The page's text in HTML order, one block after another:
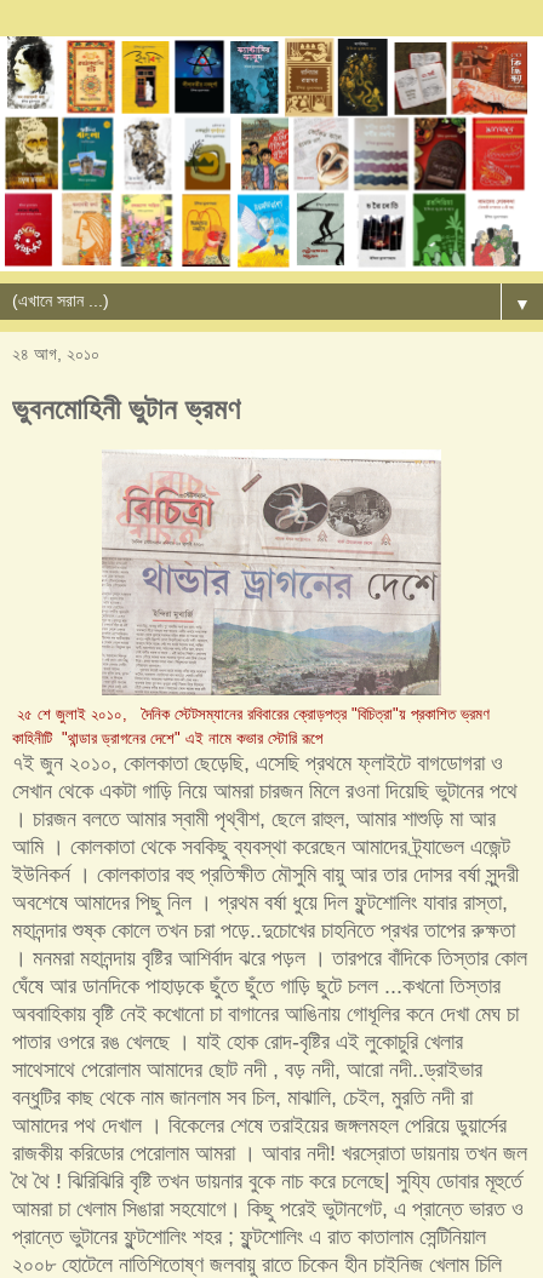
▼
২৪ আগ, ২০১০
ভুবনমোহিনী ভুটান ভ্রমণ
২৫ শে জুলাই ২০১০, দৈনিক স্টেটসম্যানের রবিবারের ক্রোড়পত্র "বিচিত্রা"য় প্রকাশিত ভ্রমণ
কাহিনীটি "থান্ডার ড্রাগনের দেশে" এই নামে কভার স্টোরি রূপে
৭ই জুন ২০১০, কোলকাতা ছেড়েছি, এসেছি প্রথমে ফ্লাইটে বাগডোগরা ও
সেখান থেকে একটা গাড়ি নিয়ে আমরা চারজন মিলে রওনা দিয়েছি ভুটানের পথে
। চারজন বলতে আমার স্বামী পৃথ্বীশ, ছেলে রাহুল, আমার শাশুড়ি মা আর
আমি । কোলকাতা থেকে সবকিছু ব্যবস্থা করেছেন আমাদের ট্র্যাভেল এজেন্ট
ইউনিকর্ন । কোলকাতার বহু প্রতিক্ষীত মৌসুমি বায়ু আর তার দোসর বর্ষা সুন্দরী
অবশেষে আমাদের পিছু নিল । প্রথম বর্ষা ধুয়ে দিল ফুন্টশোলিং যাবার রাস্তা,
মহানন্দার শুষ্ক কোলে তখন চরা পড়ে..দুচোখের চাহনিতে প্রখর তাপের রুক্ষতা
। মনমরা মহানন্দায় বৃষ্টির আশির্বাদ ঝরে পড়ল । তারপরে বাঁদিকে তিস্তার কোল
ঘেঁষে আর ডানদিকে পাহাড়কে ছুঁতে ছুঁতে গাড়ি ছুটে চলল ...কখনো তিস্তার
অববাহিকায় বৃষ্টি নেই কখোনো চা বাগানের আঙিনায় গোধূলির কনে দেখা মেঘ চা
পাতার ওপরে রঙ খেলছে । যাই হোক রোদ-বৃষ্টির এই লুকোচুরি খেলার
সাথেসাথে পেরোলাম আমাদের ছোট নদী , বড় নদী, আরো নদী..ড্রাইভার
বন্ধুটির কাছ থেকে নাম জানলাম সব চিল, মাঝালি, চেইল, মুরতি নদী রা
আমাদের পথ দেখাল । বিকেলের শেষে তরাইয়ের জঙ্গলমহল পেরিয়ে ডুয়ার্সের
রাজকীয় করিডোর পেরোলাম আমরা । আবার নদী! খরস্রোতা ডায়নায় তখন জল
থৈ থৈ ! ঝিরিঝিরি বৃষ্টি তখন ডায়নার বুকে নাচ করে চলেছে| সুয্যি ডোবার মূহুর্তে
আমরা চা খেলাম সিঙারা সহযোগে। কিছু পরেই ভুটানগেট, এ প্রান্তে ভারত ও
প্রান্তে ভুটানের ফুন্টশোলিং শহর ; ফুন্টশোলিং এ রাত কাতালাম সেন্টিনিয়াল
২০০৮ হোটেলে নাতিশিতোষ্ণ জলবায়ু রাতে চিকেন হীন চাইনিজ খেলাম চিলি